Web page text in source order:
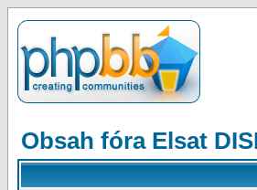
Obsah fóra Elsat